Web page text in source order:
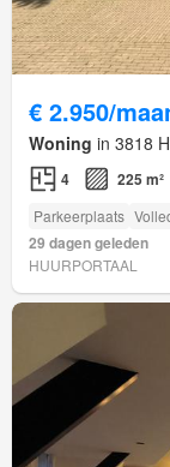
€ 2.950/
Woning in 3818
4 225 m²
Parkeerplaats
29 dagen geleden
HUURPORTAAL